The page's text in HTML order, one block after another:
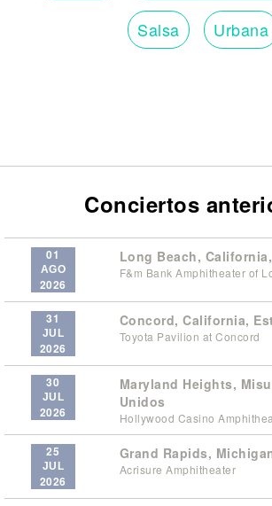
Salsa Urbana
Conciertos
01
AGO
2026
Long Beach,
F&m Bank Amphitheater of
31
JUL
2026
Concord, California,
Toyota Pavilion at Concord
30
JUL
2026
Maryland Heights,
Unidos
Hollywood Casino
25
JUL
2026
Grand Rapids,
Acrisure Amphitheater